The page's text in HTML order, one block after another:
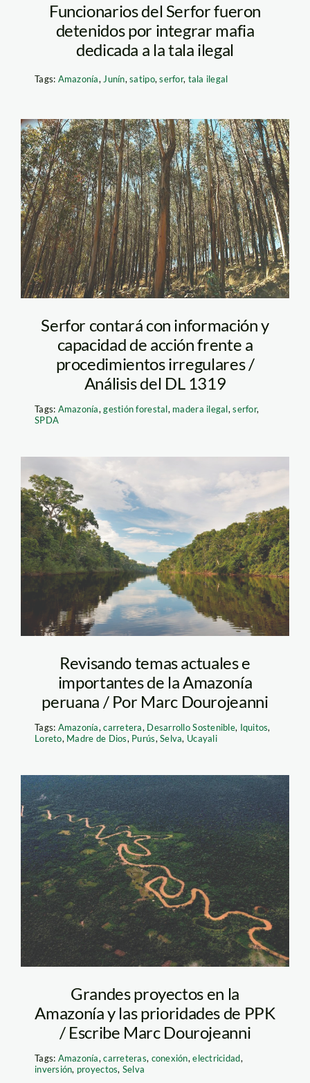
Funcionarios del Serfor fueron
detenidos por integrar mafia
dedicada a la tala ilegal
Tags: Amazonía, Junín,satipo,serfor, tala ilegal
Bosque de Eucalipto
en Melga,
Cochabamba
Serfor contará con información y
capacidad de acción frente a
procedimientos irregulares /
Análisis del DL 1319
Tags: Amazonía,gestión forestal, madera ilegal,serfor,
SPDA
samiria-4
Revisando temas actuales e
importantes de la Amazonía
peruana / Por Marc Dourojeanni
Tags: Amazonía,carretera, Desarrollo Sostenible, Iquitos,
Loreto, Madre de Dios, Purús,Selva, Ucayali
amazonia-spda
Grandes proyectos en la
Amazonía y las prioridades de PPK
/ Escribe Marc Dourojeanni
Tags: Amazonía,carreteras, conexión,electricidad,
inversión, proyectos, Selva